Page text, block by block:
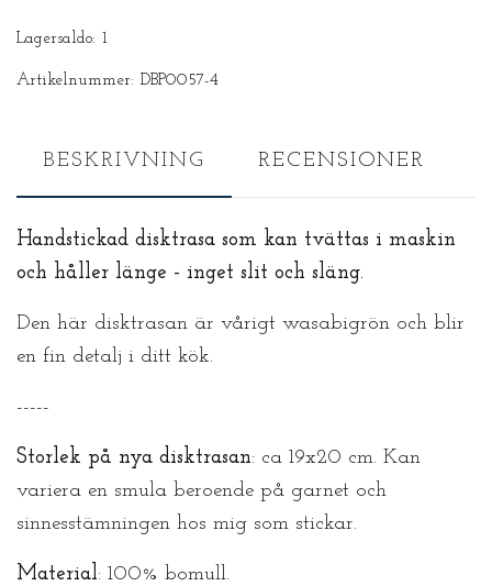
Lagersaldo: 1
Artikelnummer: DBP0057-4
BESKRIVNING RECENSIONER
Handstickad disktrasa som kan tvättas i maskin
och håller länge - inget slit och släng.
Den här disktrasan är vårigt wasabigrön och blir
en fin detalj i ditt kök.
-----
Storlek på nya disktrasan: ca 19x20 cm. Kan
variera en smula beroende på garnet och
sinnesstämningen hos mig som stickar.
Material: 100% bomull.